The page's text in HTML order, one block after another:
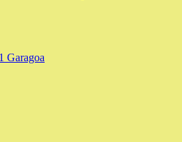
Garagoa